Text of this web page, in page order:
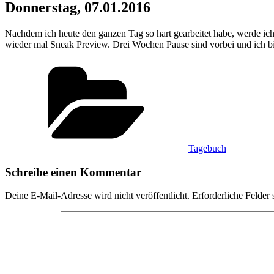
Donnerstag, 07.01.2016
Nachdem ich heute den ganzen Tag so hart gearbeitet habe, werde
wieder mal Sneak Preview. Drei Wochen Pause sind vorbei und ich
Tagebuch
Schreibe einen Kommentar
Deine E-Mail-Adresse wird nicht veröffentlicht. Erforderliche Felder